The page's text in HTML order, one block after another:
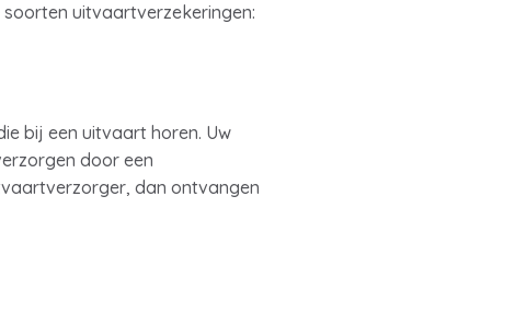
uitvaartverzekeringen:
bij een uitvaart horen. Uw
door een
dan ontvangen